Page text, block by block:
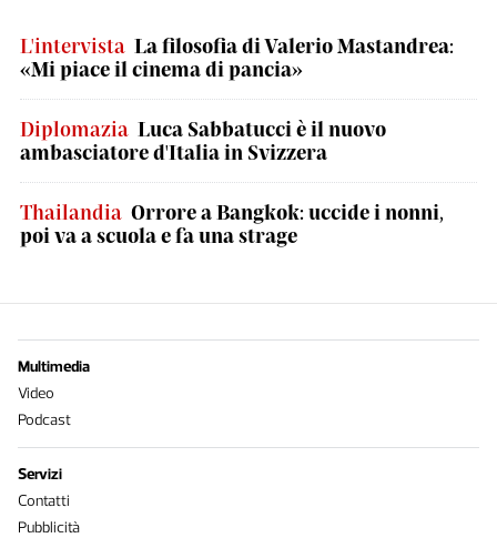
L'intervista La filosofia di Valerio Mastandrea:
«Mi piace il cinema di pancia»
Diplomazia Luca Sabbatucci è il nuovo
ambasciatore d'Italia in Svizzera
Thailandia Orrore a Bangkok: uccide i nonni,
poi va a scuola e fa una strage
Multimedia
Video
Podcast
Servizi
Contatti
Pubblicità